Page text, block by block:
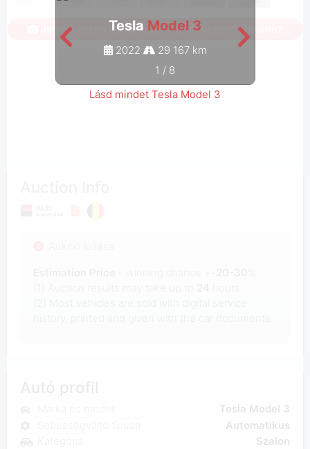
Tesla Model 3
2022
29 167 km
1 / 8
Lásd mindet Tesla Model 3
Jelentkezzen be az összes fotó megtekintéséhez
Tesla Model 3
Automatikus
Szalon